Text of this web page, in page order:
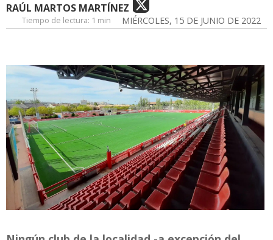
RAÚL MARTOS MARTÍNEZ
MIÉRCOLES, 15 DE JUNIO DE 2022
Tiempo de lectura: 1 min